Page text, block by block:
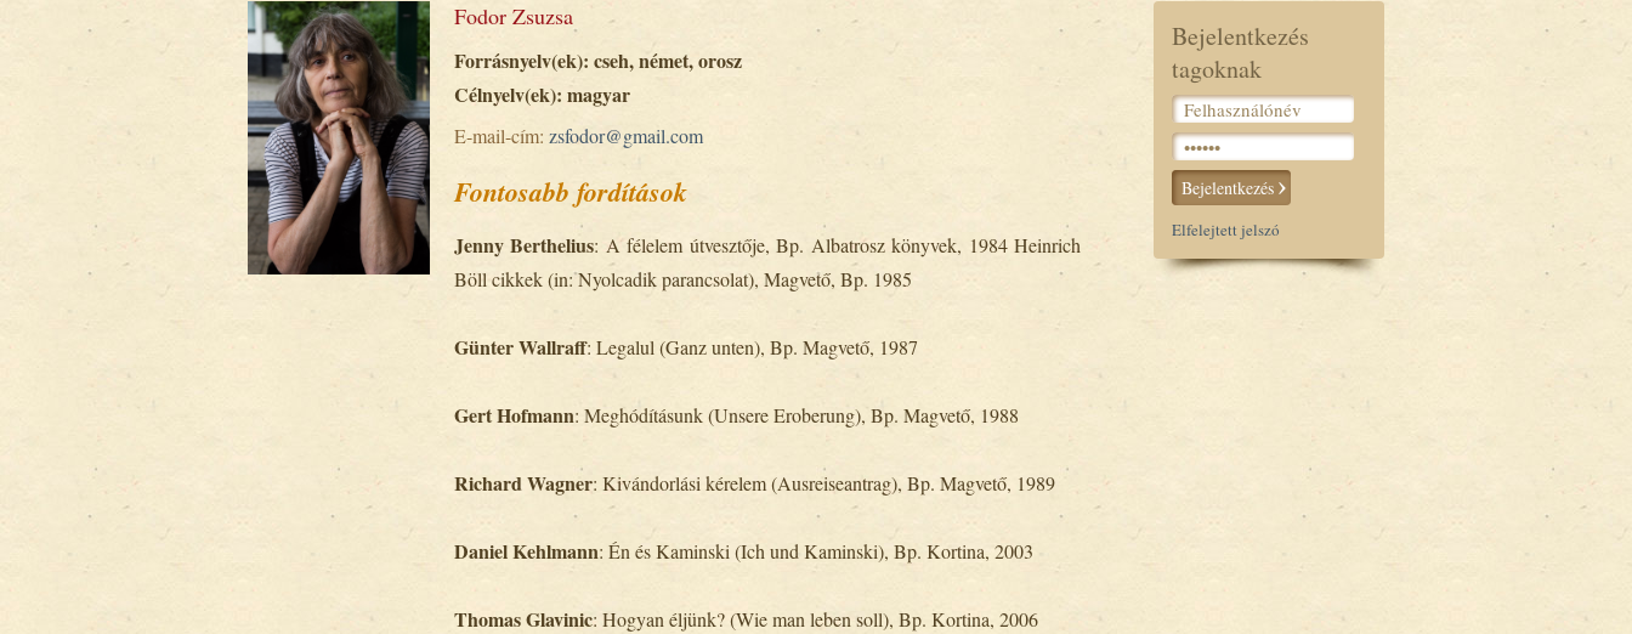
Fodor Zsuzsa
Forrásnyelv(ek): cseh, német, orosz
Célnyelv(ek): magyar
E-mail-cím: zsfodor@gmail.com
Fontosabb fordítások
Jenny Berthelius: A félelem útvesztője, Bp. Albatrosz könyvek, 1984 Heinrich
Böll cikkek (in: Nyolcadik parancsolat), Magvető, Bp. 1985
Günter Wallraff: Legalul (Ganz unten), Bp. Magvető, 1987
Gert Hofmann: Meghódításunk (Unsere Eroberung), Bp. Magvető, 1988
Richard Wagner: Kivándorlási kérelem (Ausreiseantrag), Bp. Magvető, 1989
Daniel Kehlmann: Én és Kaminski (Ich und Kaminski), Bp. Kortina, 2003
Thomas Glavinic: Hogyan éljünk? (Wie man leben soll), Bp. Kortina, 2006
Bejelentkezés
tagoknak
Bejelentkezés
Elfelejtett jelszó